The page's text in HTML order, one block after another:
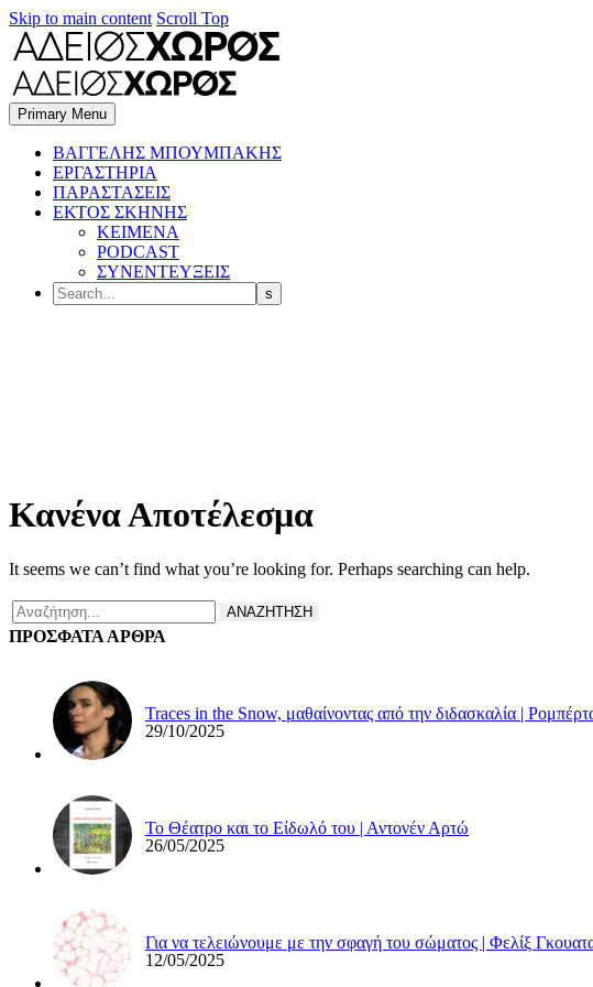
Skip to main content Scroll Top
Primary Menu
BΑΓΓΕΛΗΣ ΜΠΟΥΜΠΑΚΗΣ
ΕΡΓΑΣΤΗΡΙΑ
ΠΑΡΑΣΤΑΣΕΙΣ
ΕΚΤΟΣ ΣΚΗΝΗΣ
ΚΕΙΜΕΝΑ
PODCAST
ΣΥΝΕΝΤΕΥΞΕΙΣ
Κανένα Αποτέλεσμα
It seems we can’t find what you’re looking for. Perhaps searching can help.
ΑΝΑΖΗΤΗΣΗ
ΠΡΟΣΦΑΤΑ ΑΡΘΡΑ
Traces in the Snow, μαθαίνοντας από την διδασκαλία |
29/10/2025
Το Θέατρο και το Είδωλό του | Αντονέν Αρτώ
26/05/2025
Για να τελειώνουμε με την σφαγή του σώματος | Φελίξ
12/05/2025